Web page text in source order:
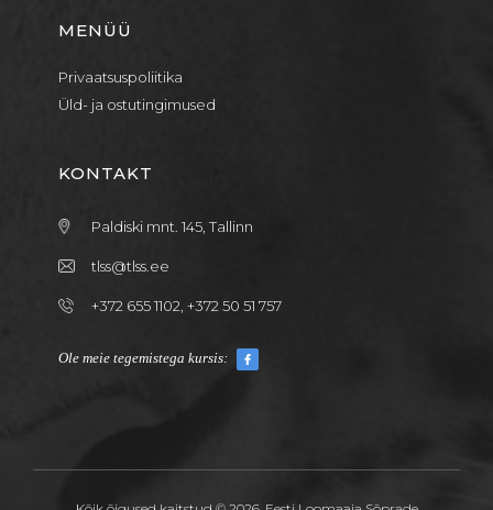
MENÜÜ
Privaatsuspoliitika
Üld- ja ostutingimused
KONTAKT
Paldiski mnt. 145, Tallinn
tlss@tlss.ee
+372 655 1102, +372 50 51 757
Ole meie tegemistega kursis: